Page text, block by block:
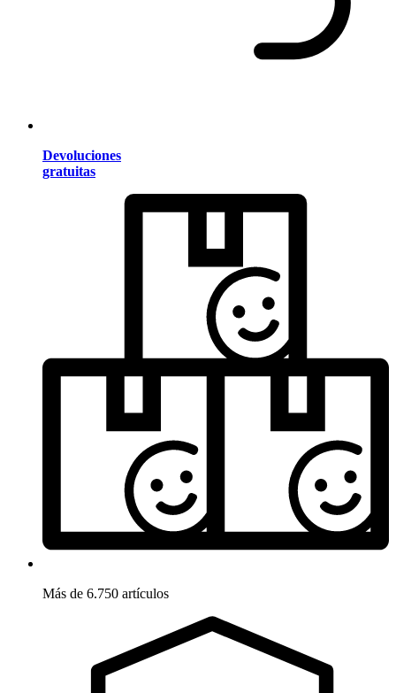
Devoluciones
gratuitas
Más de 6.750 artículos